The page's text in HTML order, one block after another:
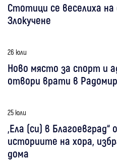
Стотици се веселиха
Злокучене
26 юли
Ново място за спорт и
отвори врати в Радомир
25 юли
„Ела (си) в
историите на хора,
дома